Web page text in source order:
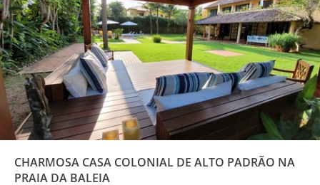
CHARMOSA CASA COLONIAL DE ALTO PADRÃO NA
PRAIA DA BALEIA